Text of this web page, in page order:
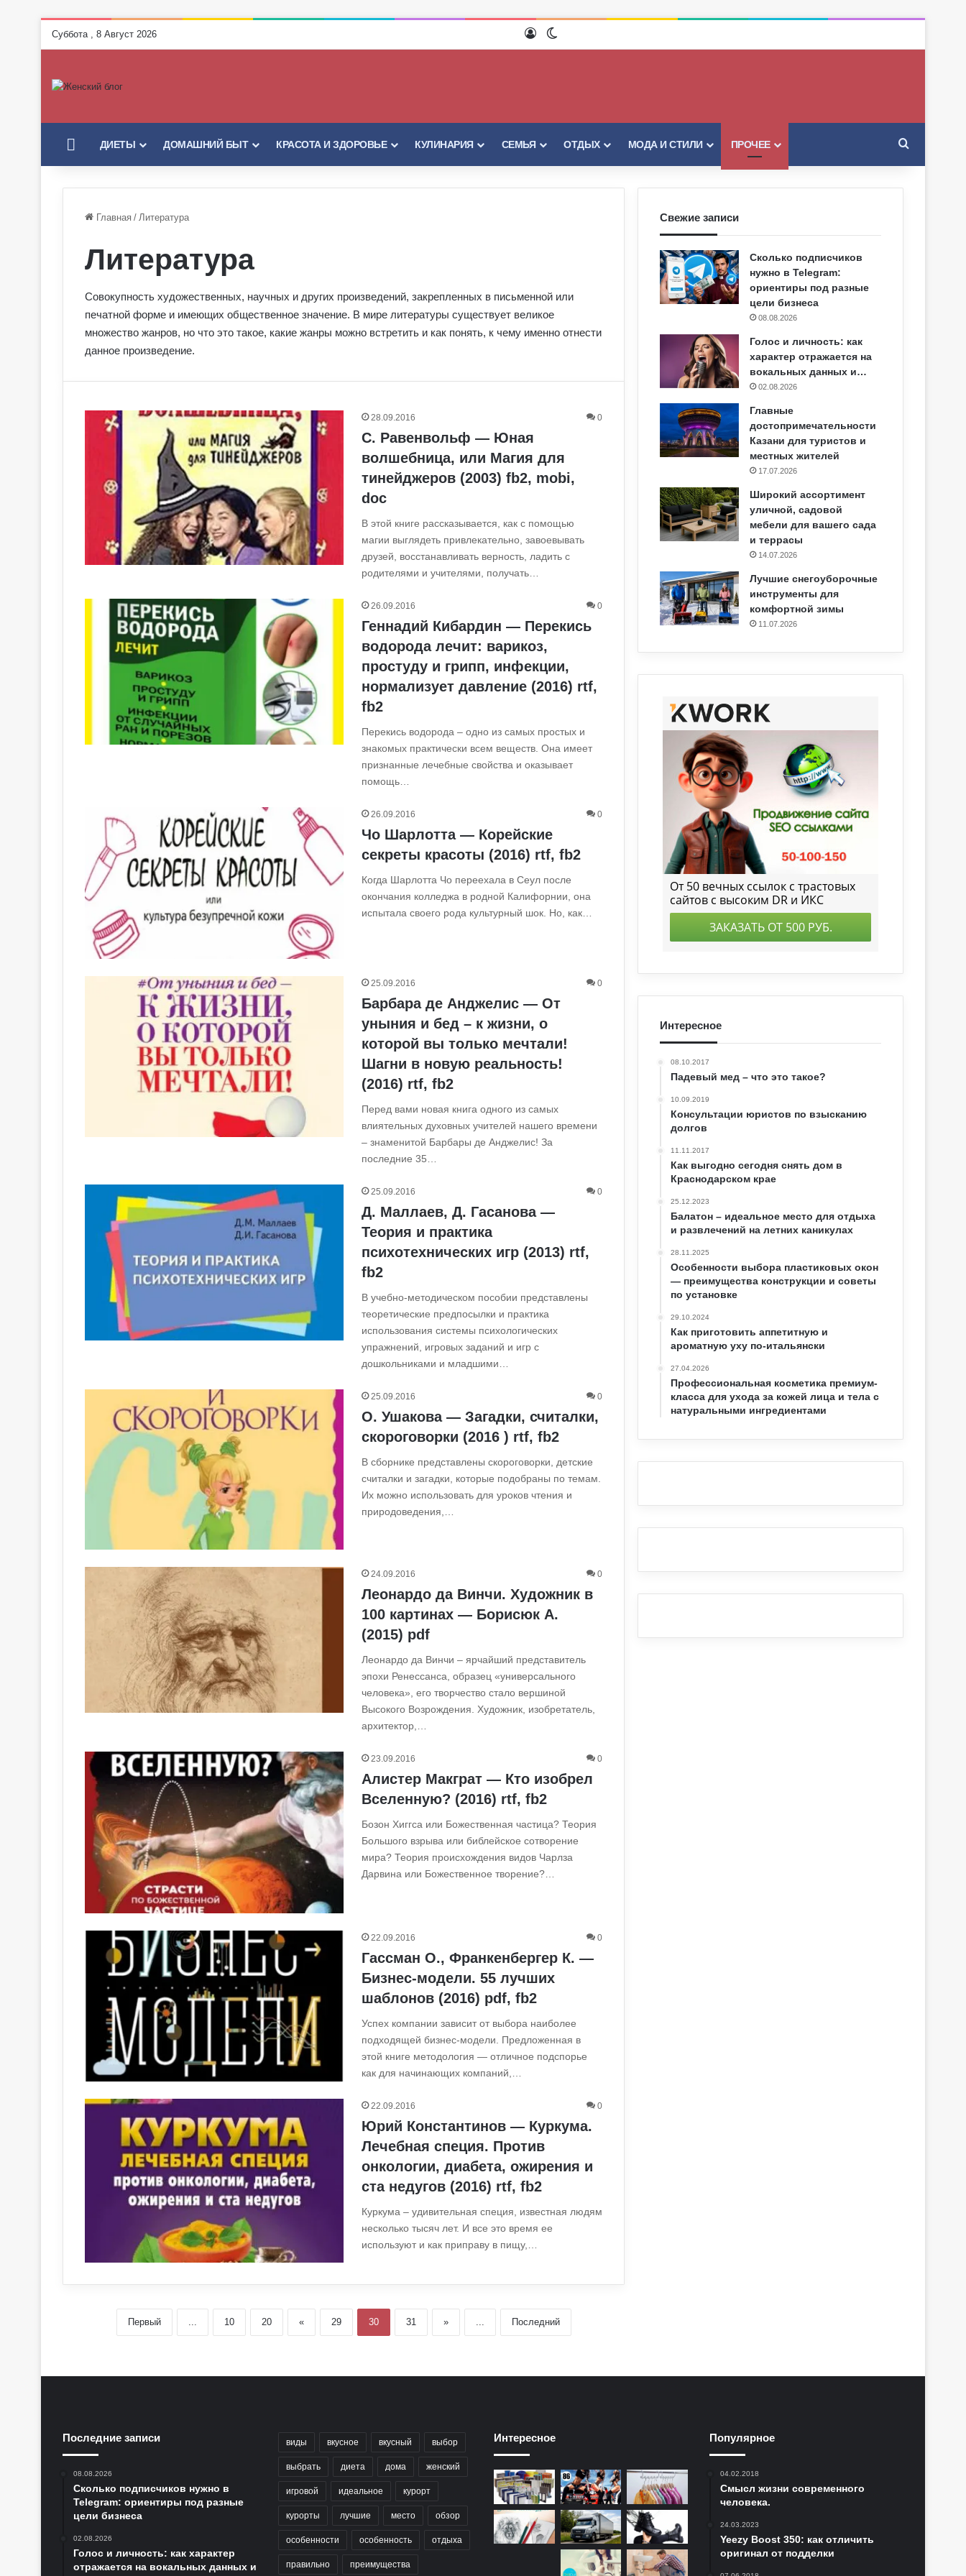
Суббота , 8 Август 2026 ВойтиSwitch skin
ГЛАВНАЯ
ДИЕТЫ ДОМАШНИЙ БЫТ КРАСОТА И ЗДОРОВЬЕ КУЛИНАРИЯ СЕМЬЯ ОТДЫХ МОДА И СТИЛИ ПРОЧЕЕ
Главная / Литература
Литература
Совокупность художественных, научных и других произведений, закрепленных в письменной или
печатной форме и имеющих общественное значение. В мире литературы существует великое
множество жанров, но что это такое, какие жанры можно встретить и как понять, к чему именно отнести
данное произведение.
28.09.2016 0
С. Равенвольф — Юная
волшебница, или Магия для
тинейджеров (2003) fb2, mobi,
doc
В этой книге рассказывается, как с помощью
магии выглядеть привлекательно, завоевывать
друзей, восстанавливать верность, ладить с
родителями и учителями, получать…
26.09.2016 0
Геннадий Кибардин — Перекись
водорода лечит: варикоз,
простуду и грипп, инфекции,
нормализует давление (2016) rtf,
fb2
Перекись водорода – одно из самых простых и
знакомых практически всем веществ. Она имеет
признанные лечебные свойства и оказывает
помощь…
26.09.2016 0
Чо Шарлотта — Корейские
секреты красоты (2016) rtf, fb2
Когда Шарлотта Чо переехала в Сеул после
окончания колледжа в родной Калифорнии, она
испытала своего рода культурный шок. Но, как…
25.09.2016 0
Барбара де Анджелис — От
уныния и бед – к жизни, о
которой вы только мечтали!
Шагни в новую реальность!
(2016) rtf, fb2
Перед вами новая книга одного из самых
влиятельных духовных учителей нашего времени
– знаменитой Барбары де Анджелис! За
последние 35…
25.09.2016 0
Д. Маллаев, Д. Гасанова —
Теория и практика
психотехнических игр (2013) rtf,
fb2
В учебно-методическом пособии представлены
теоретические предпосылки и практика
использования системы психологических
упражнений, игровых заданий и игр с
дошкольниками и младшими…
25.09.2016 0
О. Ушакова — Загадки, считалки,
скороговорки (2016 ) rtf, fb2
В сборнике представлены скороговорки, детские
считалки и загадки, которые подобраны по темам.
Их можно использовать для уроков чтения и
природоведения,…
24.09.2016 0
Леонардо да Винчи. Художник в
100 картинах — Борисюк А.
(2015) pdf
Леонардо да Винчи – ярчайший представитель
эпохи Ренессанса, образец «универсального
человека», его творчество стало вершиной
Высокого Возрождения. Художник, изобретатель,
архитектор,…
23.09.2016 0
Алистер Макграт — Кто изобрел
Вселенную? (2016) rtf, fb2
Бозон Хиггса или Божественная частица? Теория
Большого взрыва или библейское сотворение
мира? Теория происхождения видов Чарлза
Дарвина или Божественное творение?…
22.09.2016 0
Гассман О., Франкенбергер К. —
Бизнес-модели. 55 лучших
шаблонов (2016) pdf, fb2
Успех компании зависит от выбора наиболее
подходящей бизнес-модели. Предложенная в
этой книге методология — отличное подспорье
как для начинающих компаний,…
22.09.2016 0
Юрий Константинов — Куркума.
Лечебная специя. Против
онкологии, диабета, ожирения и
ста недугов (2016) rtf, fb2
Куркума – удивительная специя, известная людям
несколько тысяч лет. И все это время ее
используют и как приправу в пищу,…
Первый 10 20 « 29 30 31 » Последний
Свежие записи
Сколько подписчиков
нужно в Telegram:
ориентиры под разные
цели бизнеса
08.08.2026
Голос и личность: как
характер отражается на
вокальных данных и…
02.08.2026
Главные
достопримечательности
Казани для туристов и
местных жителей
17.07.2026
Широкий ассортимент
уличной, садовой
мебели для вашего сада
и террасы
14.07.2026
Лучшие снегоуборочные
инструменты для
комфортной зимы
11.07.2026
Интересное
08.10.2017
Падевый мед – что это такое?
10.09.2019
Консультации юристов по взысканию
долгов
11.11.2017
Как выгодно сегодня снять дом в
Краснодарском крае
25.12.2023
Балатон – идеальное место для отдыха
и развлечений на летних каникулах
28.11.2025
Особенности выбора пластиковых окон
— преимущества конструкции и советы
по установке
29.10.2024
Как приготовить аппетитную и
ароматную уху по-итальянски
27.04.2026
Профессиональная косметика премиум-
класса для ухода за кожей лица и тела с
натуральными ингредиентами
Последние записи
08.08.2026
Сколько подписчиков нужно в
Telegram: ориентиры под разные
цели бизнеса
02.08.2026
Голос и личность: как характер
отражается на вокальных данных и
виды вкусное вкусный выбор
выбрать диета дома женский
игровой идеальное курорт
курорты лучшие место обзор
особенности особенность отдыха
правильно преимущества
Интересное Популярное
04.02.2018
Смысл жизни современного
человека.
24.03.2023
Yeezy Boost 350: как отличить
оригинал от подделки